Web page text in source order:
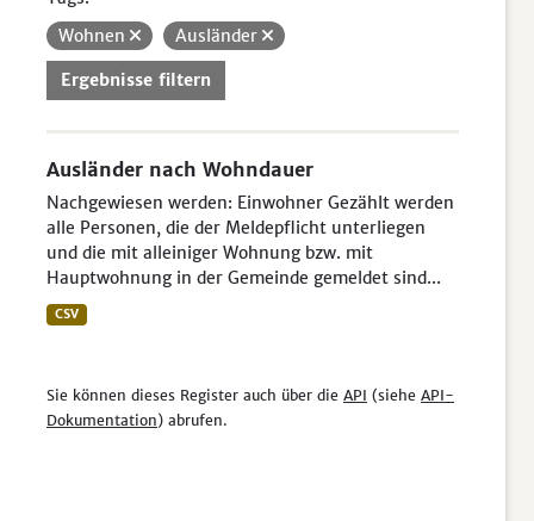
Wohnen
Ausländer
Ergebnisse filtern
Ausländer nach Wohndauer
Nachgewiesen werden: Einwohner Gezählt werden
alle Personen, die der Meldepflicht unterliegen
und die mit alleiniger Wohnung bzw. mit
Hauptwohnung in der Gemeinde gemeldet sind...
CSV
Sie können dieses Register auch über die API (siehe API-
Dokumentation) abrufen.